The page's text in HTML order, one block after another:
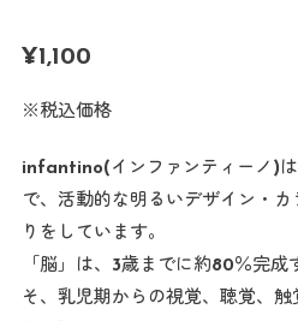
¥1,100
※税込価格
infantino(インファンティーノ)
で、活動的な明るいデザイン・
りをしています。
「脳」は、3歳までに約80％完成
そ、乳児期からの視覚、聴覚、